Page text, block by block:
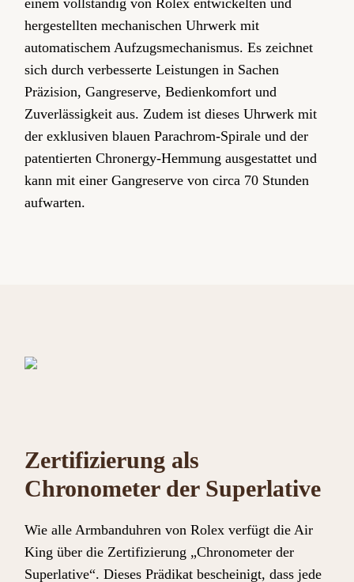
einem vollständig von Rolex entwickelten und
hergestellten mechanischen Uhrwerk mit
automatischem Aufzugsmechanismus. Es zeichnet
sich durch verbesserte Leistungen in Sachen
Präzision, Gangreserve, Bedienkomfort und
Zuverlässigkeit aus. Zudem ist dieses Uhrwerk mit
der exklusiven blauen Parachrom-Spirale und der
patentierten Chronergy-Hemmung ausgestattet und
kann mit einer Gangreserve von circa 70 Stunden
aufwarten.
Zertifizierung als
Chronometer der Superlative
Wie alle Armbanduhren von Rolex verfügt die Air
King über die Zertifizierung „Chronometer der
Superlative“. Dieses Prädikat bescheinigt, dass jede